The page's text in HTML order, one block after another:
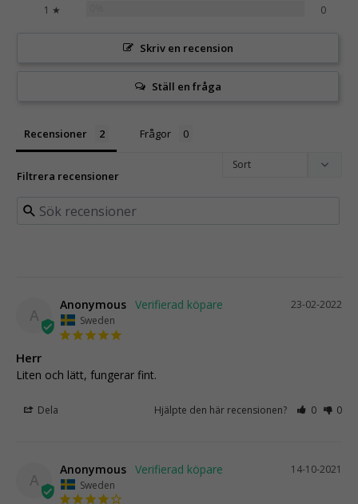
1 ★
0
Skriv en recension
Ställ en fråga
Recensioner Frågor
Filtrera recensioner
A
23-02-2022
Anonymous
Sweden
Herr
Liten och lätt, fungerar fint.
Dela Hjälpte den här recensionen? 0 0
A
14-10-2021
Anonymous
Sweden